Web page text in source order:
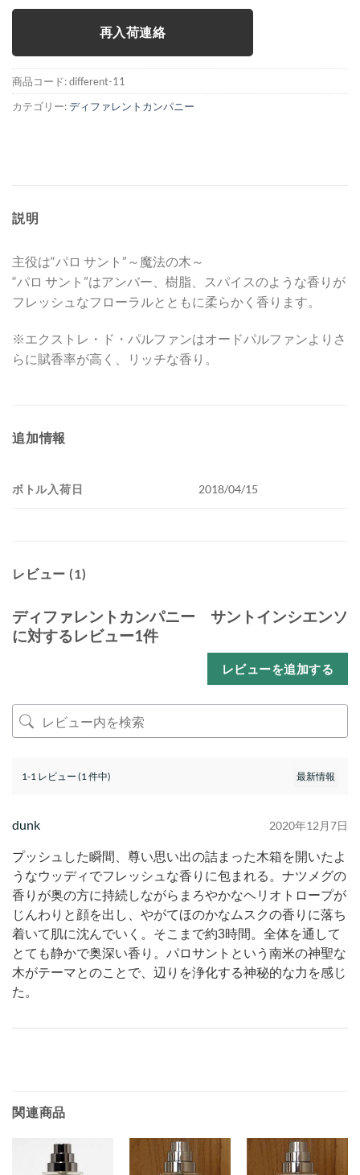
再入荷連絡
商品コード:different-11
カテゴリー:ディファレントカンパニー
説明
主役は“パロ サント”～魔法の木～
“パロ サント”はアンバー、樹脂、スパイスのような香りが
フレッシュなフローラルとともに柔らかく香ります。
※エクストレ・ド・パルファンはオードパルファンよりさ
らに賦香率が高く、リッチな香り。
追加情報
ボトル入荷日 2018/04/15
レビュー (1)
ディファレントカンパニー サントインシエンソ
に対するレビュー1件
レビューを追加する
1-1 レビュー (1 件中)
dunk 2020年12月7日
プッシュした瞬間、尊い思い出の詰まった木箱を開いたよ
うなウッディでフレッシュな香りに包まれる。ナツメグの
香りが奥の方に持続しながらまろやかなヘリオトロープが
じんわりと顔を出し、やがてほのかなムスクの香りに落ち
着いて肌に沈んでいく。そこまで約3時間。全体を通して
とても静かで奥深い香り。パロサントという南米の神聖な
木がテーマとのことで、辺りを浄化する神秘的な力を感じ
た。
関連商品